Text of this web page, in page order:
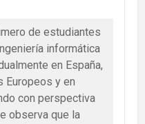
de estudiantes
informática
en España,
Europeos y en
con perspectiva
observa que la